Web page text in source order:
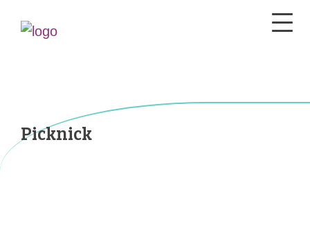
Picknick